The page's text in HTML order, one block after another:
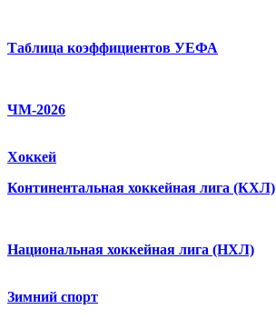
Таблица коэффициентов УЕФА
ЧМ-2026
Хоккей
Континентальная хоккейная лига (КХЛ)
Национальная хоккейная лига (НХЛ)
Зимний спорт